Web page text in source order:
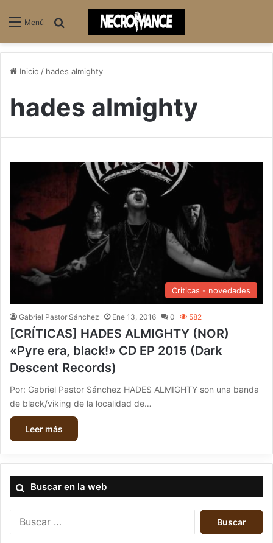
Menú
Inicio / hades almighty
hades almighty
Criticas - novedades
Gabriel Pastor Sánchez Ene 13, 2016 0 582
[CRÍTICAS] HADES ALMIGHTY (NOR)
«Pyre era, black!» CD EP 2015 (Dark
Descent Records)
Por: Gabriel Pastor Sánchez HADES ALMIGHTY son una banda
de black/viking de la localidad de…
Leer más
Buscar en la web